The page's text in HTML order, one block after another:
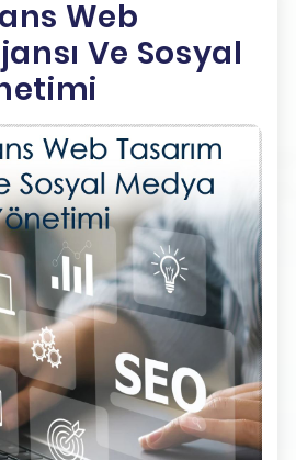
Web
Ve Sosyal